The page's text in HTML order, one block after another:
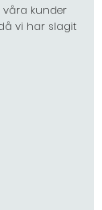
kunder
vi har slagit